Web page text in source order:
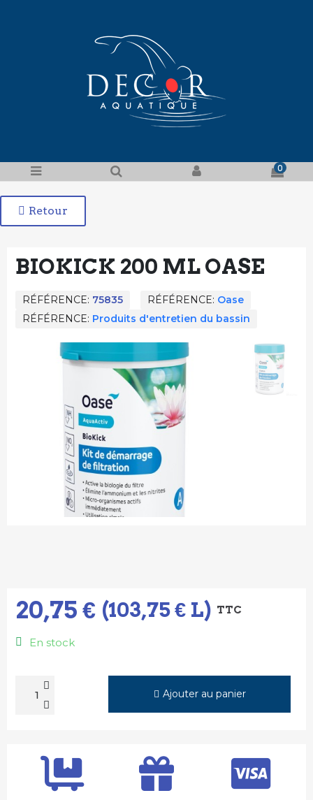
0
Retour
BIOKICK 200 ML OASE
RÉFÉRENCE 75835 RÉFÉRENCE Oase
RÉFÉRENCE Produits d'entretien du bassin
20,75 € (103,75 € L) TTC
En stock
Ajouter au panier